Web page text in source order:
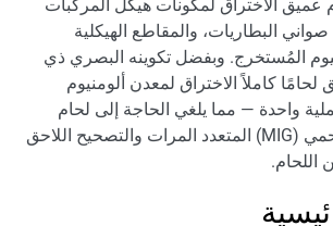
عميق الاختراق لمكونات هيكل المركبات
صواني البطاريات، والمقاطع الهيكلية
المُستخرج. وبفضل تكوينه البصري ذي
لحامًا كاملاً الاختراق لمعدن ألومنيوم
في عملية واحدة — مما يلغي الحاجة إلى لحام
القوس المعدني المحمي (MIG) المتعدد المرات والتصحيح اللاحق
اللحام.